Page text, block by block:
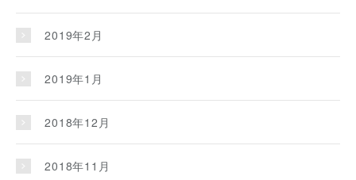
2019年2月
2019年1月
2018年12月
2018年11月